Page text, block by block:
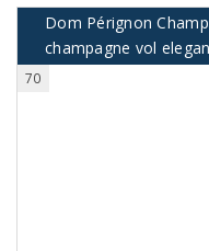
Dom Pérignon
champagne vol
70